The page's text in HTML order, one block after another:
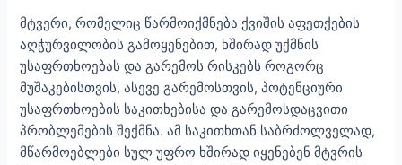
მტვერი, რომელიც წარმოიქმნება ქვიშის აფეთქების
აღჭურვილობის გამოყენებით, ხშირად უქმნის
უსაფრთხოებას და გარემოს რისკებს როგორც
მუშაკებისთვის, ასევე გარემოსთვის, პოტენციური
უსაფრთხოების საკითხებისა და გარემოსდაცვითი
პრობლემების შექმნა. ამ საკითხთან საბრძოლველად,
მწარმოებლები სულ უფრო ხშირად იყენებენ მტვრის